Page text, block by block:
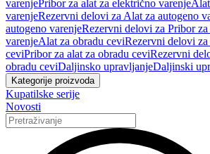
varenjePribor za alat za električno varenje
varenjeRezervni delovi za Alat za autogeno
autogeno varenjeRezervni delovi za Pribor za
varenjeAlat za obradu ceviRezervni delovi
ceviPribor za alat za obradu ceviRezervni
obradu ceviDaljinsko upravljanjeDaljinski
Kategorije proizvoda
Kupatilske serije
Novosti